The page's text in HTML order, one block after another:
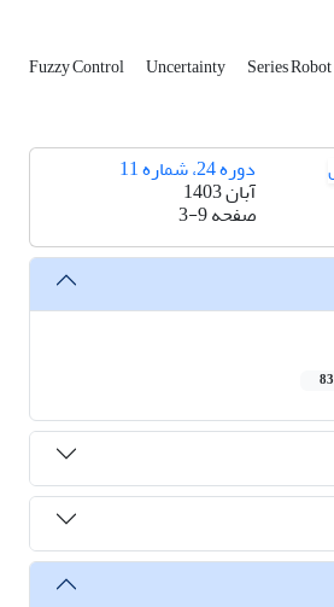
Fuzzy Control Uncertainty Series Robot
دوره 24، شماره 11
آبان 1403
صفحه3-9